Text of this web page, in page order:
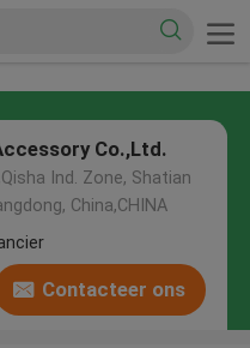
Co.,Ltd.
Ind. Zone, Shatian
China,CHINA
Contacteer ons